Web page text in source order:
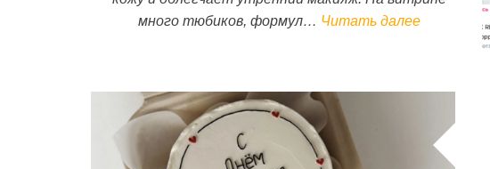
много тюбиков, формул… Читать далее